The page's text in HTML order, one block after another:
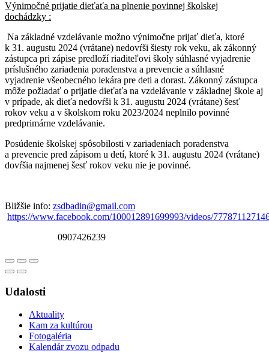
Výnimočné prijatie dieťaťa na plnenie povinnej školskej
dochádzky :
Na základné vzdelávanie možno výnimočne prijať dieťa, ktoré
k 31. augustu 2024 (vrátane) nedovŕši šiesty rok veku, ak zákonný
zástupca pri zápise predloží riaditeľovi školy súhlasné vyjadrenie
príslušného zariadenia poradenstva a prevencie a súhlasné
vyjadrenie všeobecného lekára pre deti a dorast. Zákonný zástupca
môže požiadať o prijatie dieťaťa na vzdelávanie v základnej škole aj
v prípade, ak dieťa nedovŕši k 31. augustu 2024 (vrátane) šesť
rokov veku a v školskom roku 2023/2024 neplnilo povinné
predprimárne vzdelávanie.
Posúdenie školskej spôsobilosti v zariadeniach poradenstva
a prevencie pred zápisom u detí, ktoré k 31. augustu 2024 (vrátane)
dovŕšia najmenej šesť rokov veku nie je povinné.
Bližšie info: zsdbadin@gmail.com
https://www.facebook.com/100012891699993/videos/
0907426239
Udalosti
Aktuality
Kam za kultúrou
Fotogaléria
Kalendár zvozu odpadu